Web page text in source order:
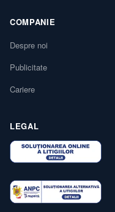
COMPANIE
Despre noi
Publicitate
Cariere
LEGAL